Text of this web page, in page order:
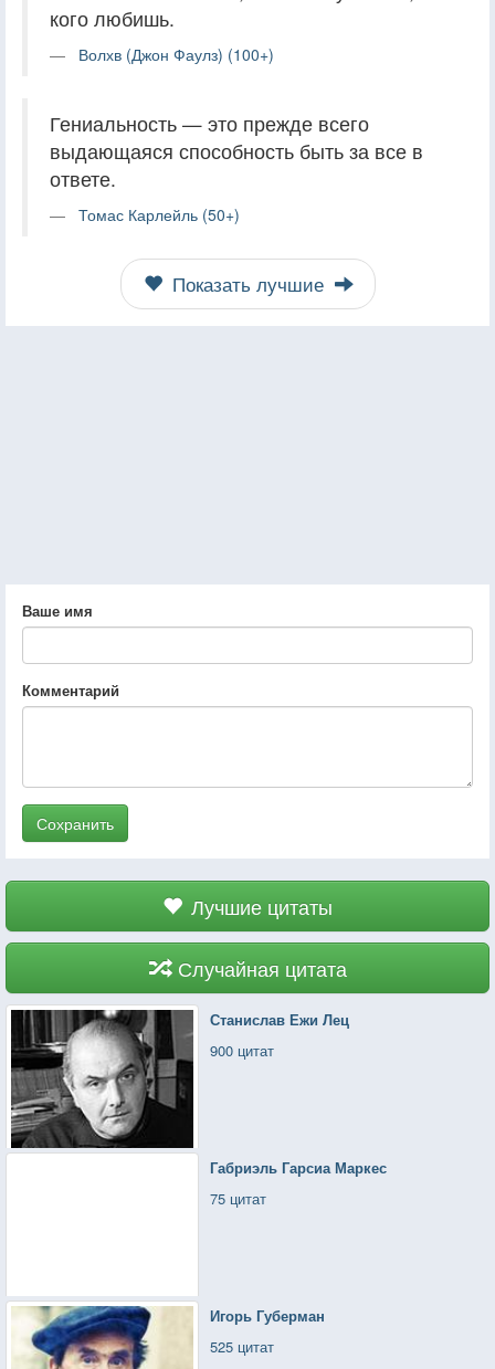
кого любишь.
Волхв (Джон Фаулз) (100+)
Гениальность — это прежде всего
выдающаяся способность быть за все в
ответе.
Томас Карлейль (50+)
Показать лучшие
Ваше имя
Комментарий
Сохранить
Лучшие цитаты
Случайная цитата
Станислав Ежи Лец
900 цитат
Габриэль Гарсиа Маркес
75 цитат
Игорь Губерман
525 цитат